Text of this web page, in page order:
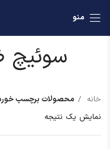
منو
سوئیچ
خانه
محصولات برچسب
نمایش یک نتیجه